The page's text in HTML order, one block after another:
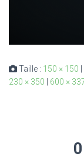
Taille : 150 × 150
230 × 350
600 ×